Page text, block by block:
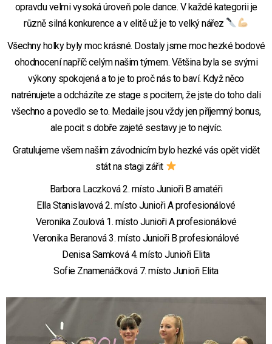
opravdu velmi vysoká úroveň pole dance. V každé kategorii je
různě silná konkurence a v elitě už je to velký nářez
Všechny holky byly moc krásné. Dostaly jsme moc hezké bodové
ohodnocení napříč celým našim týmem. Většina byla se svými
výkony spokojená a to je to proč nás to baví. Když něco
natrénujete a odcházíte ze stage s pocitem, že jste do toho dali
všechno a povedlo se to. Medaile jsou vždy jen příjemný bonus,
ale pocit s dobře zajeté sestavy je to nejvíc.
Gratulujeme všem našim závodnicím bylo hezké vás opět vidět
stát na stagi zářit
Barbora Laczková 2. místo Junioři B amatéři
Ella Stanislavová 2. místo Junioři A profesionálové
Veronika Zoulová 1. místo Junioři A profesionálové
Veronika Beranová 3. místo Junioři B profesionálové
Denisa Samková 4. místo Junioři Elita
Sofie Znamenáčková 7. místo Junioři Elita